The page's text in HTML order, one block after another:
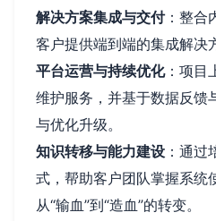
解决方案集成与交付：整合
客户提供端到端的集成解决
平台运营与持续优化：项目
维护服务，并基于数据反馈
与优化升级。
知识转移与能力建设 ：通
式，帮助客户团队掌握系统
从“输血”到“造血”的转变。